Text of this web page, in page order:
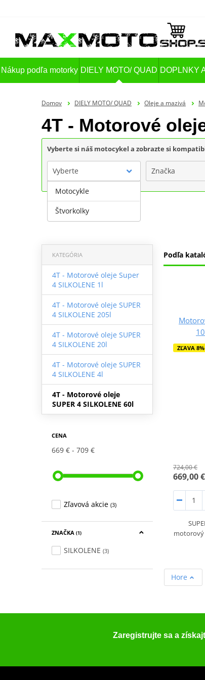
Nákup podľa motorky DIELY MOTO/ QUAD DOPLNKY
Domov DIELY MOTO/ QUAD Oleje a mazivá
4T - Motorové
Vyberte si náš motocykel a zobrazte si
Vyberte Značka
Podľa
KATEGÓRIA
4T - Motorové oleje Super
4 SILKOLENE 1l
4T - Motorové oleje SUPER
4 SILKOLENE 205l
4T - Motorové oleje SUPER
4 SILKOLENE 20l
4T - Motorové oleje SUPER
4 SILKOLENE 4l
4T - Motorové oleje
SUPER 4 SILKOLENE 60l
CENA
669 € 709 €
Zľavová akcie (3)
ZNAČKA (1)
SILKOLENE (3)
ZĽAVA 8%
724,00 €
669,00 €
motorový
Hore
Zaregistrujte sa a
Motocykle
Štvorkolky